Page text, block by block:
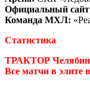
Официальный
Команда МХЛ:
Статистика
ТРАКТОР
Все матчи в элите